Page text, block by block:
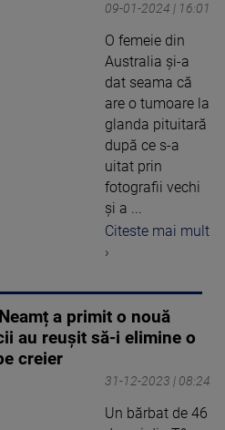
09-01-2024 | 16:01
O femeie din
Australia și-a
dat seama că
are o tumoare la
glanda pituitară
după ce s-a
uitat prin
fotografii vechi
și a ...
Citeste mai mult
›
a primit o nouă
au reușit să-i elimine o
creier
31-12-2023 | 08:24
Un bărbat de 46